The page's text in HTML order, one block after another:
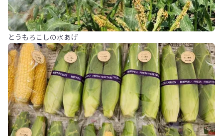
とうもろこしの水あげ